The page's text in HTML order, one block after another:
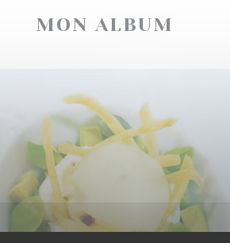
MON ALBUM